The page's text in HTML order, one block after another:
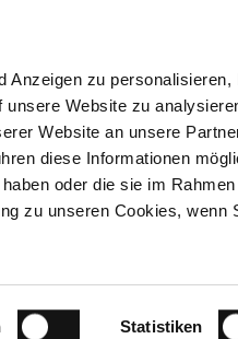
Anzeigen zu
Website zu
Website an unsere
diese Informationen
oder die sie im
zu unseren Cookies, wenn
Statistiken